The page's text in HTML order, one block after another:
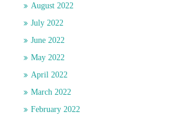
August 2022
July 2022
June 2022
May 2022
April 2022
March 2022
February 2022